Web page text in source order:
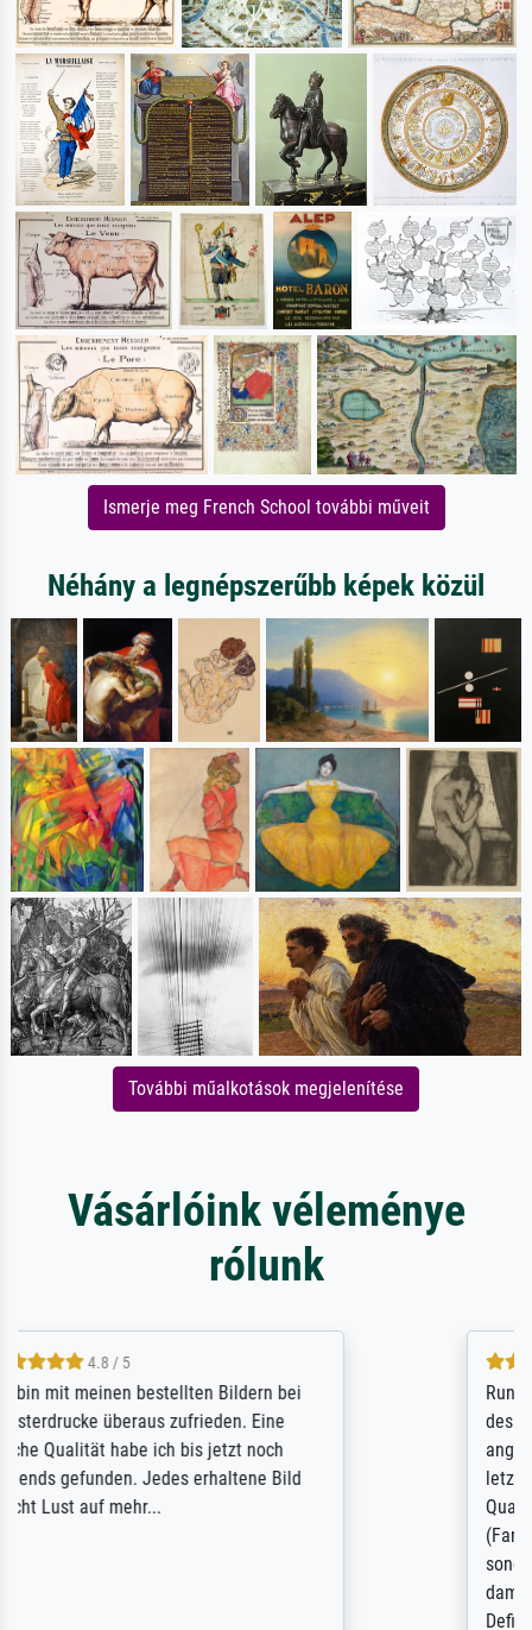
Ismerje meg French School további műveit
Néhány a legnépszerűbb képek közül
További műalkotások megjelenítése
Vásárlóink véleménye
rólunk
Rundum positive Erfahrung. Die Ausführung
des Auftrags hat eine Weile gedauert, die
angekündigte Lieferzeit wurde aber
letztlich sogar etwas unterschritten. Die
Qualität des Papiers und des Drucks